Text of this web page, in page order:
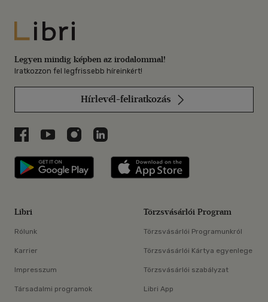
Libri
Legyen mindig képben az irodalommal!
Iratkozzon fel legfrissebb híreinkért!
Hírlevél-feliratkozás
Libri a Facebookon
Libri a Youtube-on
Libri az Instagramon
Libri a LinkedInen
Libri applikáció Szerezd meg: Google
Libri
Rólunk
Karrier
Impresszum
Társadalmi programok
Törzsvásárlói Program
Törzsvásárlói Programunkról
Törzsvásárlói Kártya egyenlege
Törzsvásárlói szabályzat
Libri App